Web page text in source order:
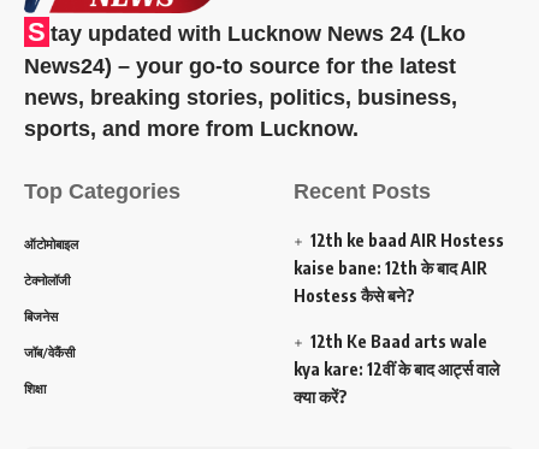
S tay updated with Lucknow News 24 (Lko
News24) – your go-to source for the latest
news, breaking stories, politics, business,
sports, and more from Lucknow.
Top Categories
ऑटोमोबाइल
टेक्नोलॉजी
बिजनेस
जॉब/वेकैंसी
शिक्षा
Recent Posts
12th ke baad AIR Hostess
kaise bane: 12th के बाद AIR
Hostess कैसे बने?
12th Ke Baad arts wale
kya kare: 12वीं के बाद आर्ट्स वाले
क्या करें?